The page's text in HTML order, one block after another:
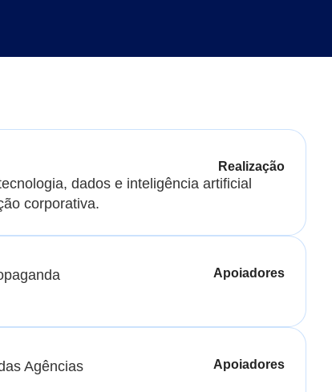
Realização
dados e inteligência artificial
corporativa.
Apoiadores
Apoiadores
Agências